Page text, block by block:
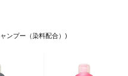
ンプー（染料配合）)